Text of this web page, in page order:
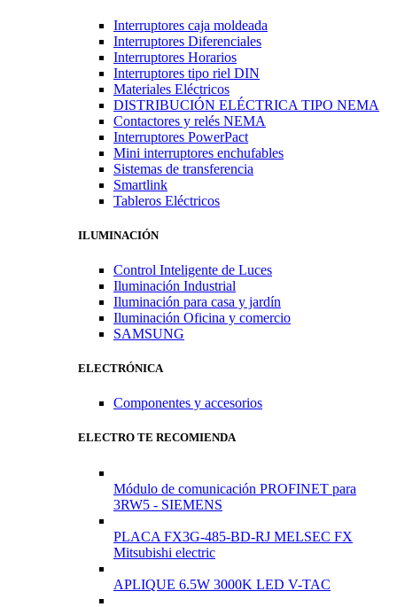
Interruptores caja moldeada
Interruptores Diferenciales
Interruptores Horarios
Interruptores tipo riel DIN
Materiales Eléctricos
DISTRIBUCIÓN ELÉCTRICA TIPO NEMA
Contactores y relés NEMA
Interruptores PowerPact
Mini interruptores enchufables
Sistemas de transferencia
Smartlink
Tableros Eléctricos
ILUMINACIÓN
Control Inteligente de Luces
Iluminación Industrial
Iluminación para casa y jardín
Iluminación Oficina y comercio
SAMSUNG
ELECTRÓNICA
Componentes y accesorios
ELECTRO TE RECOMIENDA
Módulo de comunicación PROFINET para
3RW5 - SIEMENS
PLACA FX3G-485-BD-RJ MELSEC FX
Mitsubishi electric
APLIQUE 6.5W 3000K LED V-TAC